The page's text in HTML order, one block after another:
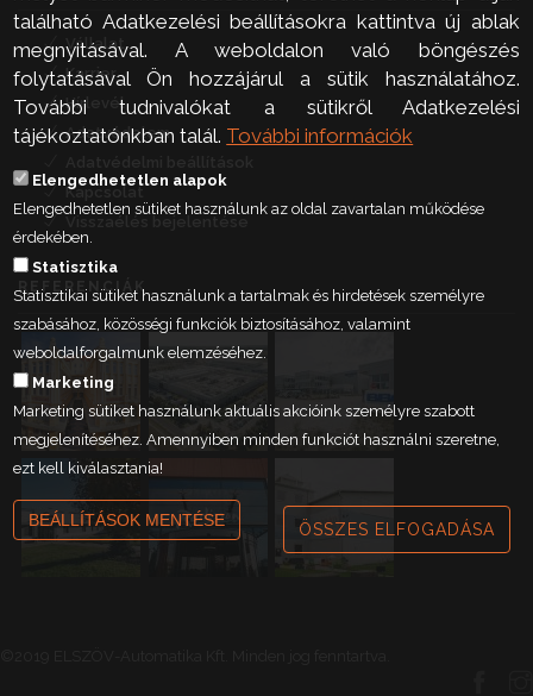
Vállalat
Karrier
Hírlevél
Adatvédelem
Kapcsolat
REFERENCIÁK
található Adatkezelési beállításokra kattintva új ablak
megnyitásával. A weboldalon való böngészés
folytatásával Ön hozzájárul a sütik használatához.
További tudnivalókat a sütikről Adatkezelési
tájékoztatónkban talál. További információk
Elengedhetetlen alapok
Elengedhetetlen sütiket használunk az oldal zavartalan működése
érdekében.
Statisztika
Statisztikai sütiket használunk a tartalmak és hirdetések személyre
szabásához, közösségi funkciók biztosításához, valamint
weboldalforgalmunk elemzéséhez.
Marketing
Marketing sütiket használunk aktuális akcióink személyre szabott
megjelenítéséhez. Amennyiben minden funkciót használni szeretne,
ezt kell kiválasztania!
BEÁLLÍTÁSOK MENTÉSE ÖSSZES ELFOGADÁSA